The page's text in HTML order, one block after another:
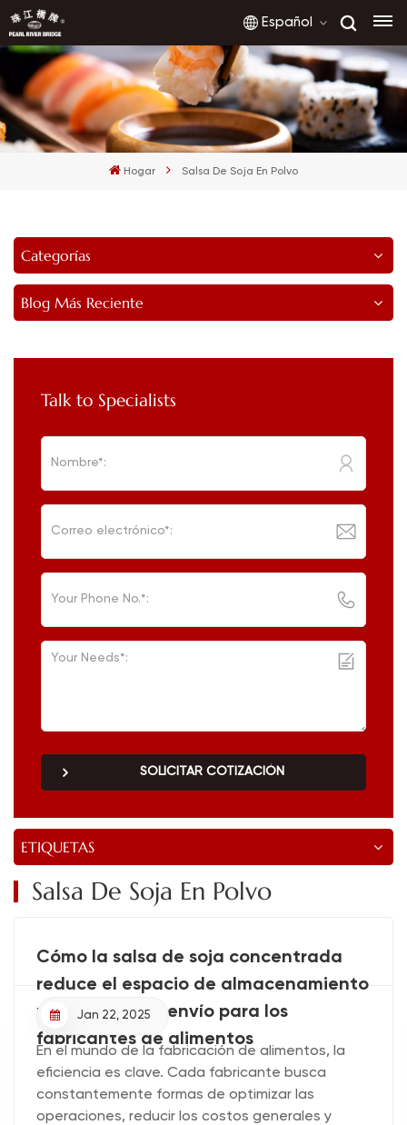
Español
English
français
Hogar Salsa De Soja En Polvo
Categorías
Blog Más Reciente
Talk to Specialists
SOLICITAR COTIZACIÓN
ETIQUETAS
Salsa De Soja En Polvo
Cómo la salsa de soja concentrada
reduce el espacio de almacenamiento
y los costos de envío para los
fabricantes de alimentos
Jan 22, 2025
En el mundo de la fabricación de alimentos, la
eficiencia es clave. Cada fabricante busca
constantemente formas de optimizar las
operaciones, reducir los costos generales y